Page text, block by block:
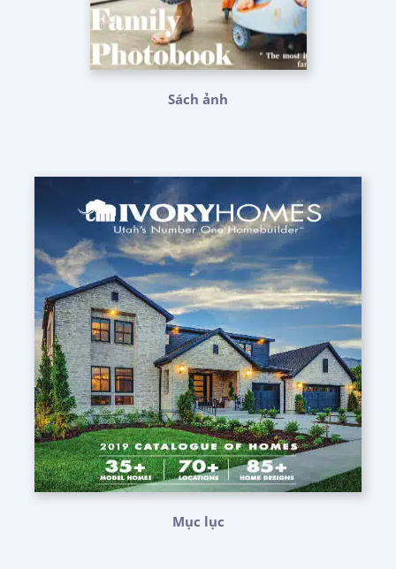
Sách ảnh
Mục lục